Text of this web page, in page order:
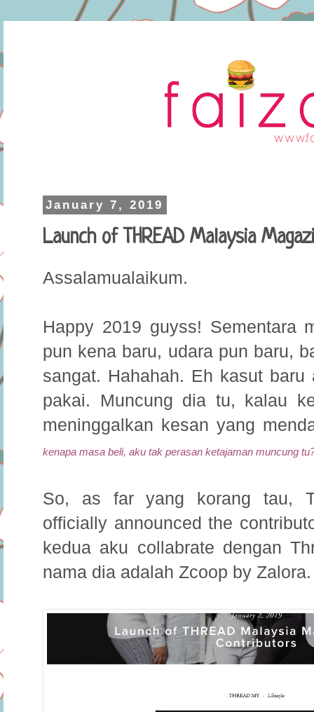
January 7, 2019
Launch of THREAD Malaysia
Assalamualaikum.
Happy 2019 guyss! Sementara
pun kena baru, udara pun baru,
sangat. Hahahah. Eh kasut
pakai. Muncung dia tu, kalau
meninggalkan kesan yang
kenapa masa beli, aku tak perasan ketajaman muncung
So, as far yang korang tau,
officially announced the
kedua aku collabrate dengan
nama dia adalah Zcoop by